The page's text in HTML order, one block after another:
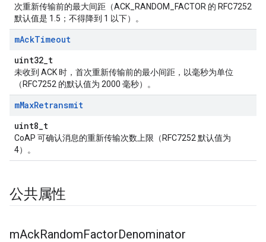
次重新传输前的最大间距（ACK_RANDOM_FACTOR 的 RFC7252
默认值是 1.5；不得降到 1 以下）。
mAckTimeout
uint32_t
未收到 ACK 时，首次重新传输前的最小间距，以毫秒为单位
（RFC7252 的默认值为 2000 毫秒）。
mMaxRetransmit
uint8_t
CoAP 可确认消息的重新传输次数上限（RFC7252 默认值为
4）。
公共属性
mAckRandomFactorDenominator